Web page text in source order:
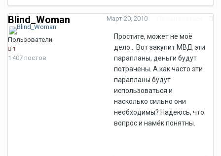
Blind_Woman
Пользователи
1
1 407 постов
Март 20, 2010
Простите, может не моё
дело... Вот закупит МВД эти
парапланы, деньги будут
потрачены. А как часто эти
парапланы будут
использоваться и
насколько сильно они
необходимы? Надеюсь, что
вопрос и намёк понятны.